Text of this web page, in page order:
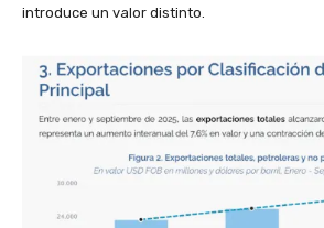
introduce un valor distinto.